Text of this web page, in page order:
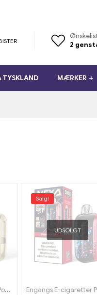
2
TYSKLAND MÆRKER
Slovakiet,Engangs e-
E-cigaretter Portugal,
Engangs E-cigaretter Portugal ,Engangs e-cigaretter
Salg!
UDSOLGT